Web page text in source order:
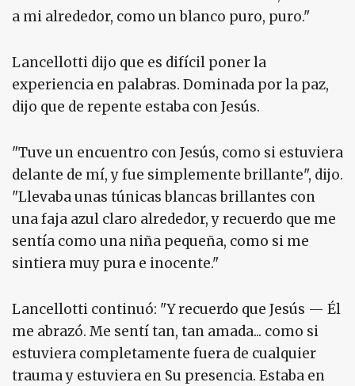
a mi alrededor, como un blanco puro, puro."
Lancellotti dijo que es difícil poner la
experiencia en palabras. Dominada por la paz,
dijo que de repente estaba con Jesús.
"Tuve un encuentro con Jesús, como si estuviera
delante de mí, y fue simplemente brillante", dijo.
"Llevaba unas túnicas blancas brillantes con
una faja azul claro alrededor, y recuerdo que me
sentía como una niña pequeña, como si me
sintiera muy pura e inocente."
Lancellotti continuó: "Y recuerdo que Jesús — Él
me abrazó. Me sentí tan, tan amada... como si
estuviera completamente fuera de cualquier
trauma y estuviera en Su presencia. Estaba en